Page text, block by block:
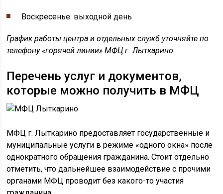
Воскресенье: выходной день
График работы центра и отдельных служб уточняйте по
телефону «горячей линии» МФЦ г. Лыткарино.
Перечень услуг и документов,
которые можно получить в МФЦ
МФЦ г. Лыткарино предоставляет государственные и
муниципальные услуги в режиме «одного окна» после
однократного обращения гражданина. Стоит отдельно
отметить, что дальнейшее взаимодействие с прочими
органами МФЦ проводит без какого-то участия